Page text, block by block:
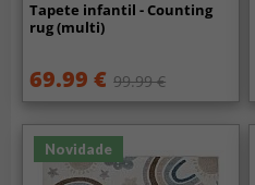
Tapete infantil - Counting
rug (multi)
69.99 € 99.99 €
Novidade